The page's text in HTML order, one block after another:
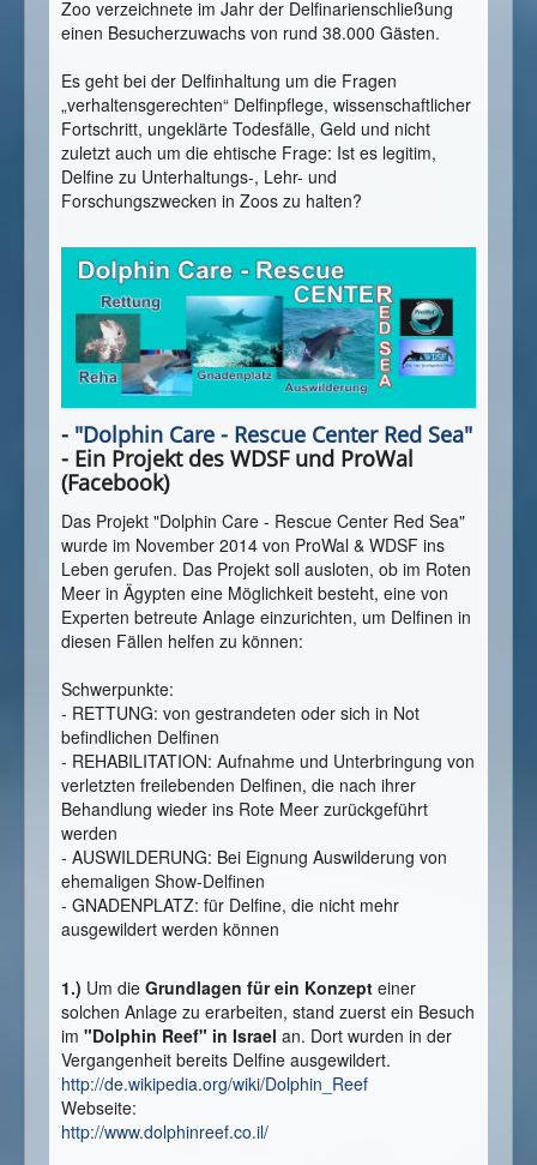
Zoo verzeichnete im Jahr der Delfinarienschließung
einen Besucherzuwachs von rund 38.000 Gästen.
Es geht bei der Delfinhaltung um die Fragen
„verhaltensgerechten“ Delfinpflege, wissenschaftlicher
Fortschritt, ungeklärte Todesfälle, Geld und nicht
zuletzt auch um die ehtische Frage: Ist es legitim,
Delfine zu Unterhaltungs-, Lehr- und
Forschungszwecken in Zoos zu halten?
- "Dolphin Care - Rescue Center Red Sea"
- Ein Projekt des WDSF und ProWal
(Facebook)
Das Projekt "Dolphin Care - Rescue Center Red Sea"
wurde im November 2014 von ProWal & WDSF ins
Leben gerufen. Das Projekt soll ausloten, ob im Roten
Meer in Ägypten eine Möglichkeit besteht, eine von
Experten betreute Anlage einzurichten, um Delfinen in
diesen Fällen helfen zu können:
Schwerpunkte:
- RETTUNG: von gestrandeten oder sich in Not
befindlichen Delfinen
- REHABILITATION: Aufnahme und Unterbringung von
verletzten freilebenden Delfinen, die nach ihrer
Behandlung wieder ins Rote Meer zurückgeführt
werden
- AUSWILDERUNG: Bei Eignung Auswilderung von
ehemaligen Show-Delfinen
- GNADENPLATZ: für Delfine, die nicht mehr
ausgewildert werden können
1.) Um die Grundlagen für ein Konzept einer
solchen Anlage zu erarbeiten, stand zuerst ein Besuch
im "Dolphin Reef" in Israel an. Dort wurden in der
Vergangenheit bereits Delfine ausgewildert.
http://de.wikipedia.org/wiki/Dolphin_Reef
Webseite:
http://www.dolphinreef.co.il/